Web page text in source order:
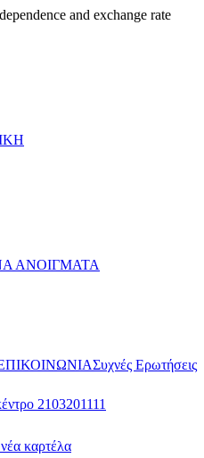
and exchange rate
ΑΝΟΙΓΜΑΤΑ
Συχνές Ερωτήσεις
2103201111
καρτέλα